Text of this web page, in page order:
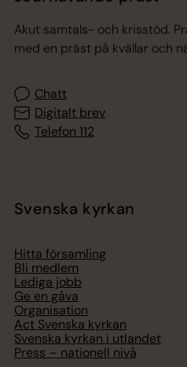
Akut samtals- och krisstöd.
med en präst på kvällar och
Chatt
Digitalt brev
Telefon 112
Svenska kyrkan
Hitta församling
Bli medlem
Lediga jobb
Ge en gåva
Organisation
Act Svenska kyrkan
Svenska kyrkan i utlandet
Press – nationell nivå